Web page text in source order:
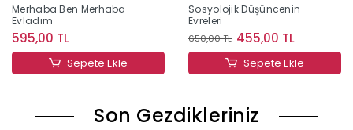
Merhaba Ben Merhaba
Evladım
595,00 TL
Sepete Ekle
Sosyolojik Düşüncenin
Evreleri
650,00 TL 455,00 TL
Sepete Ekle
Son Gezdikleriniz